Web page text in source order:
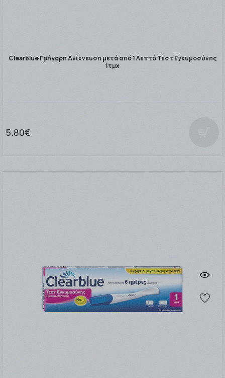
Clearblue Γρήγορη Ανίχνευση μετά από 1 Λεπτό Τεστ Εγκυμοσύνης
1τμχ
5.80€